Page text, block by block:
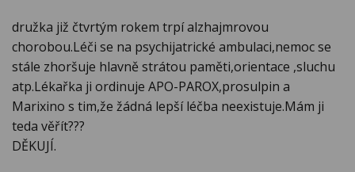
družka již čtvrtým rokem trpí alzhajmrovou
chorobou.Léči se na psychijatrické ambulaci,nemoc se
stále zhoršuje hlavně strátou paměti,orientace ,sluchu
atp.Lékařka ji ordinuje APO-PAROX,prosulpin a
Marixino s tim,že žádná lepší léčba neexistuje.Mám ji
teda věřít???
DĚKUJÍ.